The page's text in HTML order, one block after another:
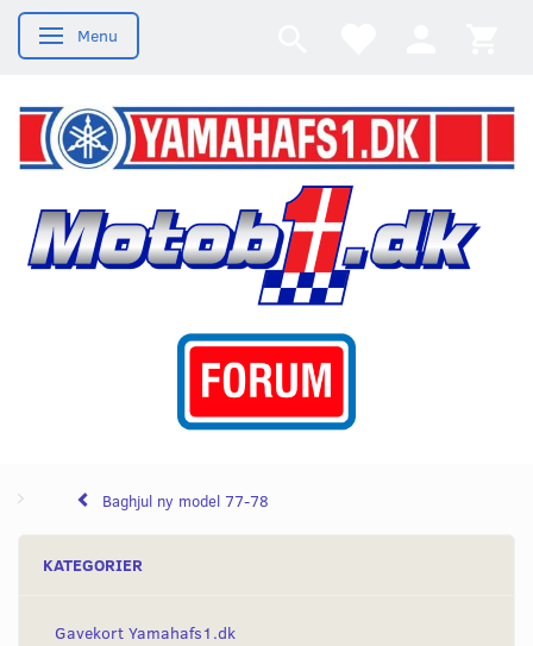
Skifte navigation
Menu
Baghjul ny model 77-78
KATEGORIER
Gavekort Yamahafs1.dk